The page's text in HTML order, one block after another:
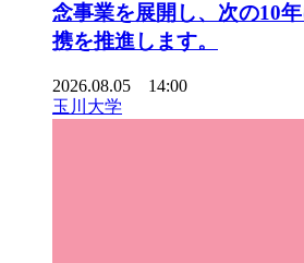
念事業を展開し、次の10
携を推進します。
2026.08.05 14:00
玉川大学